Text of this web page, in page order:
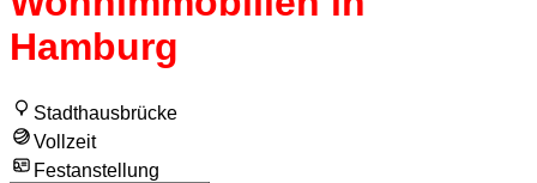
Hamburg
Stadthausbrücke
Vollzeit
Festanstellung